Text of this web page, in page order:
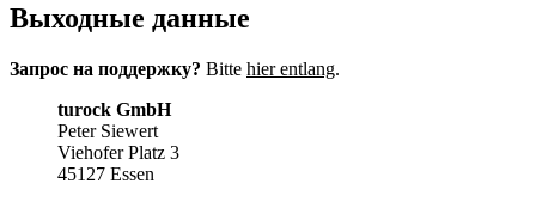
Выходные данные
Запрос на поддержку? Bitte hier entlang.
turock GmbH
Peter Siewert
Viehofer Platz 3
45127 Essen